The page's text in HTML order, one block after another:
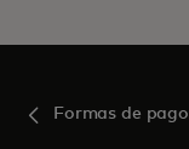
Formas de pago